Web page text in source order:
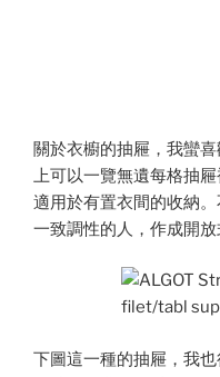
關於衣櫥的抽屜，我蠻
上可以一覽無遺每格抽
適用於有置衣間的收納
一致調性的人，作成開放
下圖這一種的抽屜，我